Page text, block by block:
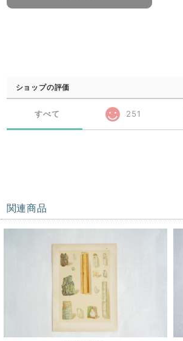
ショップの評価
すべて 251
関連商品